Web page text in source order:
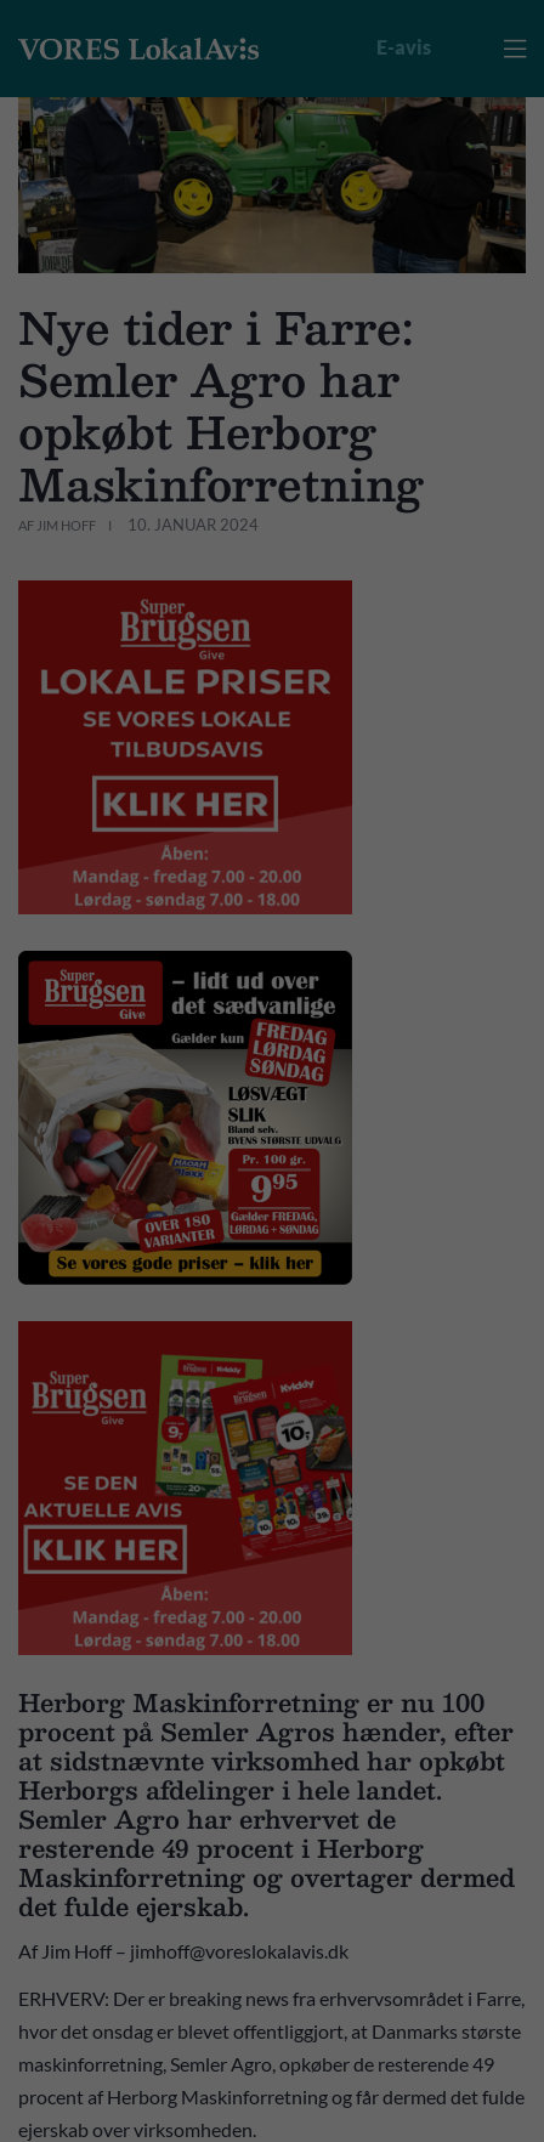

E-avis
Nye tider i Farre:
Semler Agro har
opkøbt Herborg
Maskinforretning
AF JIM HOFF 10. JANUAR 2024
Herborg Maskinforretning er nu 100
procent på Semler Agros hænder, efter
at sidstnævnte virksomhed har opkøbt
Herborgs afdelinger i hele landet.
Semler Agro har erhvervet de
resterende 49 procent i Herborg
Maskinforretning og overtager dermed
det fulde ejerskab.
Af Jim Hoff – jimhoff@voreslokalavis.dk
ERHVERV: Der er breaking news fra erhvervsområdet i Farre,
hvor det onsdag er blevet offentliggjort, at Danmarks største
maskinforretning, Semler Agro, opkøber de resterende 49
procent af Herborg Maskinforretning og får dermed det fulde
ejerskab over virksomheden.